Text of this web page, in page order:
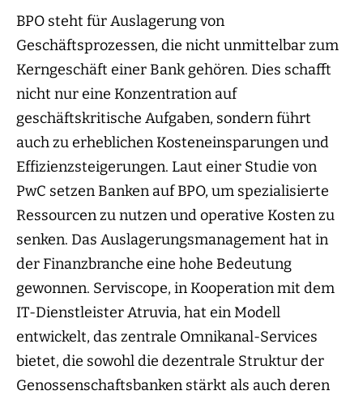
BPO steht für Auslagerung von
Geschäftsprozessen, die nicht unmittelbar zum
Kerngeschäft einer Bank gehören. Dies schafft
nicht nur eine Konzentration auf
geschäftskritische Aufgaben, sondern führt
auch zu erheblichen Kosteneinsparungen und
Effizienzsteigerungen. Laut einer Studie von
PwC setzen Banken auf BPO, um spezialisierte
Ressourcen zu nutzen und operative Kosten zu
senken. Das Auslagerungsmanagement hat in
der Finanzbranche eine hohe Bedeutung
gewonnen. Serviscope, in Kooperation mit dem
IT-Dienstleister Atruvia, hat ein Modell
entwickelt, das zentrale Omnikanal-Services
bietet, die sowohl die dezentrale Struktur der
Genossenschaftsbanken stärkt als auch deren